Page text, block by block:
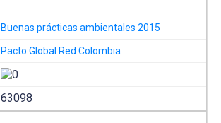
Buenas prácticas ambientales 2015
Pacto Global Red Colombia
63098